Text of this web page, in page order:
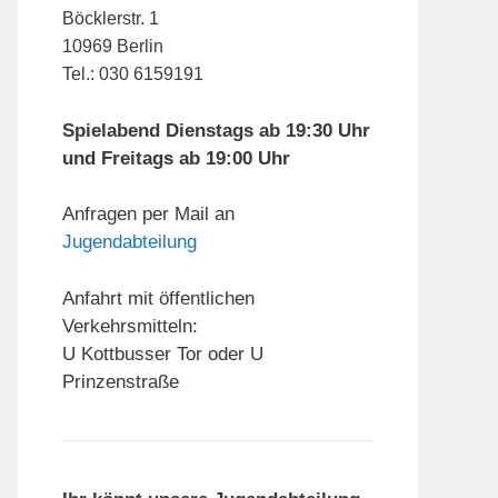
Böcklerstr. 1
10969 Berlin
Tel.: 030 6159191
Spielabend Dienstags ab 19:30 Uhr
und Freitags ab 19:00 Uhr
Anfragen per Mail an
Jugendabteilung
Anfahrt mit öffentlichen
Verkehrsmitteln:
U Kottbusser Tor oder U
Prinzenstraße